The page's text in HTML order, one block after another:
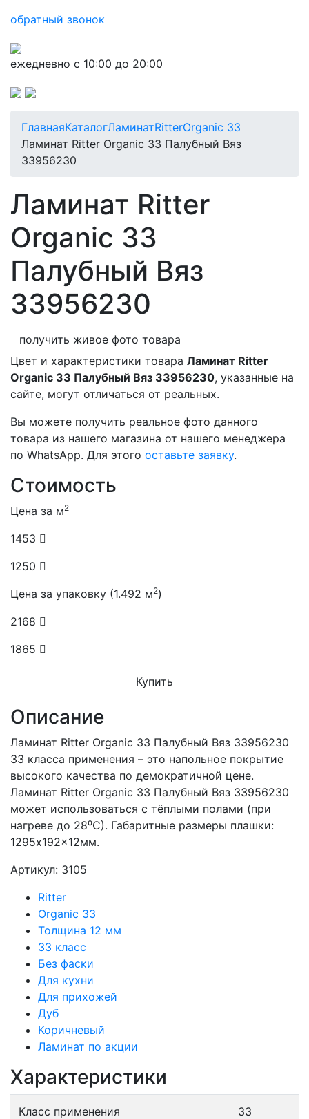
обратный звонок
ежедневно с 10:00 до 20:00
ГлавнаяКаталогЛаминатRitterOrganic 33
Ламинат Ritter Organic 33 Палубный Вяз
33956230
Ламинат Ritter
Organic 33
Палубный Вяз
33956230
получить живое фото товара
Цвет и характеристики товара Ламинат Ritter
Organic 33 Палубный Вяз 33956230, указанные на
сайте, могут отличаться от реальных.
Вы можете получить реальное фото данного
товара из нашего магазина от нашего менеджера
по WhatsApp. Для этого оставьте заявку.
Стоимость
Цена за м2
1453
1250
Цена за упаковку (1.492 м2)
2168
1865
Купить
Описание
Ламинат Ritter Organic 33 Палубный Вяз 33956230
33 класса применения – это напольное покрытие
высокого качества по демократичной цене.
Ламинат Ritter Organic 33 Палубный Вяз 33956230
может использоваться с тёплыми полами (при
нагреве до 28⁰С). Габаритные размеры плашки:
1295x192x12мм.
Артикул: 3105
Ritter
Organic 33
Толщина 12 мм
33 класс
Без фаски
Для кухни
Для прихожей
Дуб
Коричневый
Ламинат по акции
Характеристики
Класс применения 33